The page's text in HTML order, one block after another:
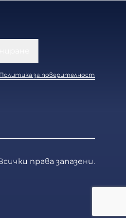
Политика за поверителност
права запазени.